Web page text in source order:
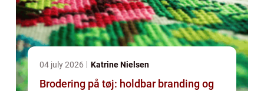
04 july 2026 Katrine Nielsen
Brodering på tøj: holdbar branding og